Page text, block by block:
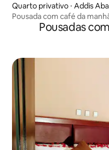
Quarto privativo ⋅ Addis
Pousada com café da
Pousadas